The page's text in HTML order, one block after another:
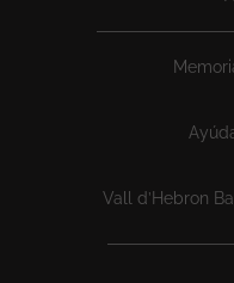
Vall d’Hebron